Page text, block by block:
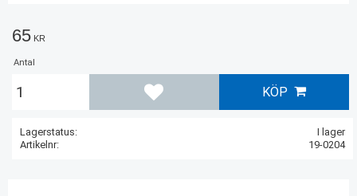
65 KR
Antal
KÖP
Lägg till i favoriter
Lagerstatus
I lager
Artikelnr
19-0204